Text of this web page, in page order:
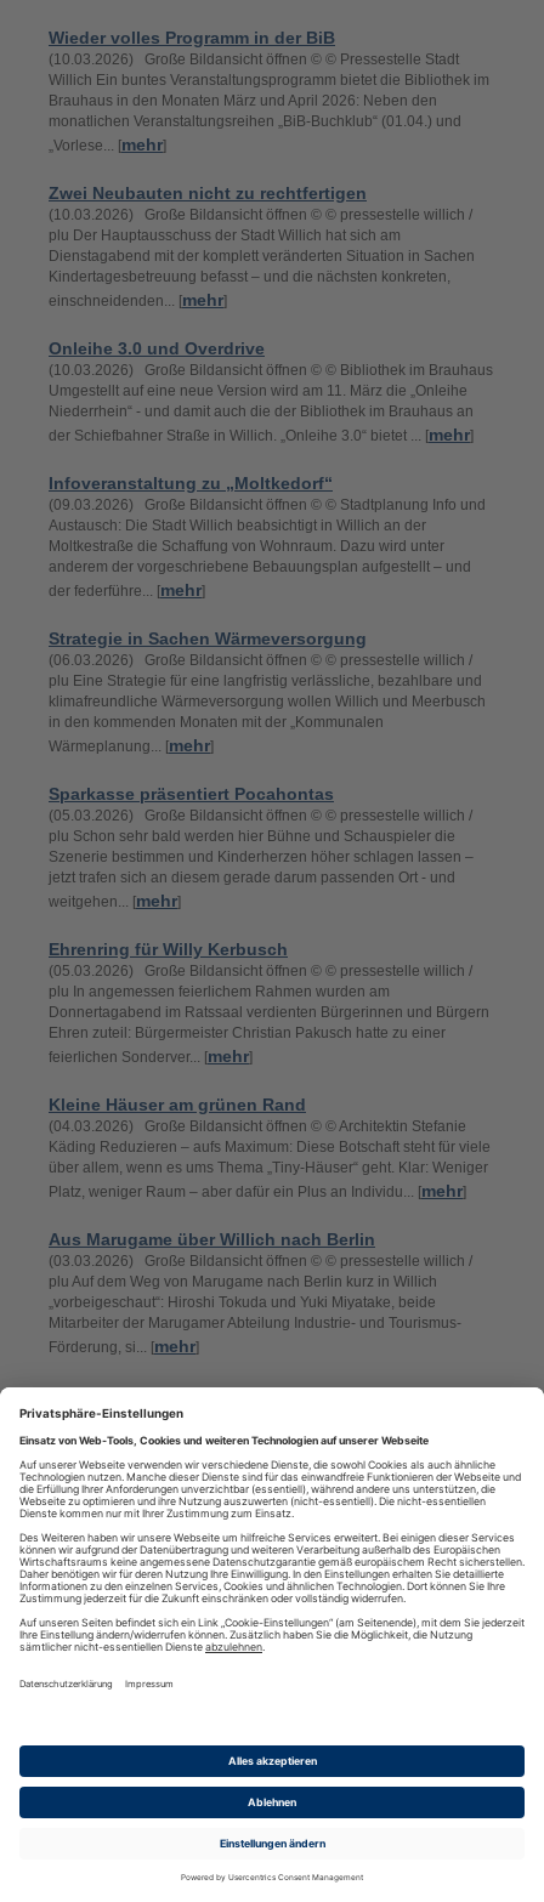
Wieder volles Programm in der BiB
(10.03.2026) Große Bildansicht öffnen © © Pressestelle Stadt
Willich Ein buntes Veranstaltungsprogramm bietet die Bibliothek im
Brauhaus in den Monaten März und April 2026: Neben den
monatlichen Veranstaltungsreihen „BiB-Buchklub“ (01.04.) und
„Vorlese... [mehr]
Zwei Neubauten nicht zu rechtfertigen
(10.03.2026) Große Bildansicht öffnen © © pressestelle willich /
plu Der Hauptausschuss der Stadt Willich hat sich am
Dienstagabend mit der komplett veränderten Situation in Sachen
Kindertagesbetreuung befasst – und die nächsten konkreten,
einschneidenden... [mehr]
Onleihe 3.0 und Overdrive
(10.03.2026) Große Bildansicht öffnen © © Bibliothek im Brauhaus
Umgestellt auf eine neue Version wird am 11. März die „Onleihe
Niederrhein“ - und damit auch die der Bibliothek im Brauhaus an
der Schiefbahner Straße in Willich. „Onleihe 3.0“ bietet ... [mehr]
Infoveranstaltung zu „Moltkedorf“
(09.03.2026) Große Bildansicht öffnen © © Stadtplanung Info und
Austausch: Die Stadt Willich beabsichtigt in Willich an der
Moltkestraße die Schaffung von Wohnraum. Dazu wird unter
anderem der vorgeschriebene Bebauungsplan aufgestellt – und
der federführe... [mehr]
Strategie in Sachen Wärmeversorgung
(06.03.2026) Große Bildansicht öffnen © © pressestelle willich /
plu Eine Strategie für eine langfristig verlässliche, bezahlbare und
klimafreundliche Wärmeversorgung wollen Willich und Meerbusch
in den kommenden Monaten mit der „Kommunalen
Wärmeplanung... [mehr]
Sparkasse präsentiert Pocahontas
(05.03.2026) Große Bildansicht öffnen © © pressestelle willich /
plu Schon sehr bald werden hier Bühne und Schauspieler die
Szenerie bestimmen und Kinderherzen höher schlagen lassen –
jetzt trafen sich an diesem gerade darum passenden Ort - und
weitgehen... [mehr]
Ehrenring für Willy Kerbusch
(05.03.2026) Große Bildansicht öffnen © © pressestelle willich /
plu In angemessen feierlichem Rahmen wurden am
Donnertagabend im Ratssaal verdienten Bürgerinnen und Bürgern
Ehren zuteil: Bürgermeister Christian Pakusch hatte zu einer
feierlichen Sonderver... [mehr]
Kleine Häuser am grünen Rand
(04.03.2026) Große Bildansicht öffnen © © Architektin Stefanie
Käding Reduzieren – aufs Maximum: Diese Botschaft steht für viele
über allem, wenn es ums Thema „Tiny-Häuser“ geht. Klar: Weniger
Platz, weniger Raum – aber dafür ein Plus an Individu... [mehr]
Aus Marugame über Willich nach Berlin
(03.03.2026) Große Bildansicht öffnen © © pressestelle willich /
plu Auf dem Weg von Marugame nach Berlin kurz in Willich
„vorbeigeschaut“: Hiroshi Tokuda und Yuki Miyatake, beide
Mitarbeiter der Marugamer Abteilung Industrie- und Tourismus-
Förderung, si... [mehr]
(02.03.2026) Große Bildansicht öffnen © © pressestelle willich /
plu Vormerken: 14 Veranstaltungen stehen allein „auf Ticket“ des
Willicher Stadtmanagements im kommenden Jahr an.
Bürgermeister Christian Pakusch präsentierte heute gemeinsam mit
Alina Nic... [mehr]
"Mitmischen statt rumsitzen"
(02.03.2026) Große Bildansicht öffnen © © Seniorenbeirat 2026
„Seniorenpower für Willich - Mitmischen statt rumsitzen.“ #Unter
Arbeit aufgenommen. Gemeinsam mit dem gewählten Vorstand ...
mehr
plu „Es ist schon unglaublich schockierend und bewegend, zu
erfahren, dass Menschen, die heute gut integriert Teil der
Gesellschaft sind, damals als ,nicht lebenswert‘ aussortiert und
(19.02.2026) Große Bildansicht öffnen © © Pressestelle Stadt